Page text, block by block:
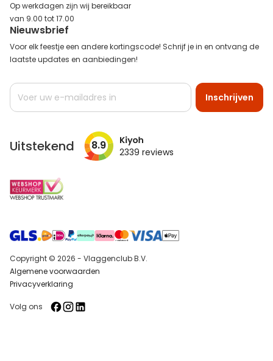
Op werkdagen zijn wij bereikbaar
van 9.00 tot 17.00
Nieuwsbrief
Voor elk feestje een andere kortingscode! Schrijf je in en ontvang de
laatste updates en aanbiedingen!
Abonneer
op
Inschrijven
Uitstekend 8.9 2339 reviews
Copyright © 2026 - Vlaggenclub B.V.
Algemene voorwaarden
Privacyverklaring
Volg ons